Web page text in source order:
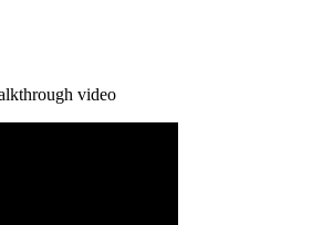
video